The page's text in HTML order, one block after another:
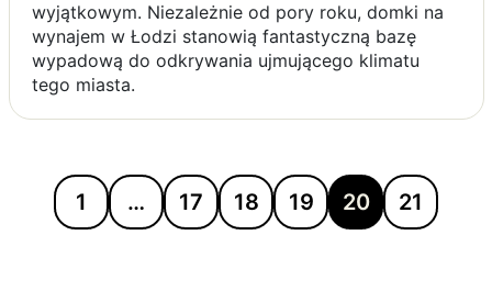
wyjątkowym. Niezależnie od pory roku, domki na
wynajem w Łodzi stanowią fantastyczną bazę
wypadową do odkrywania ujmującego klimatu
tego miasta.
1 … 17 18 19 20 21